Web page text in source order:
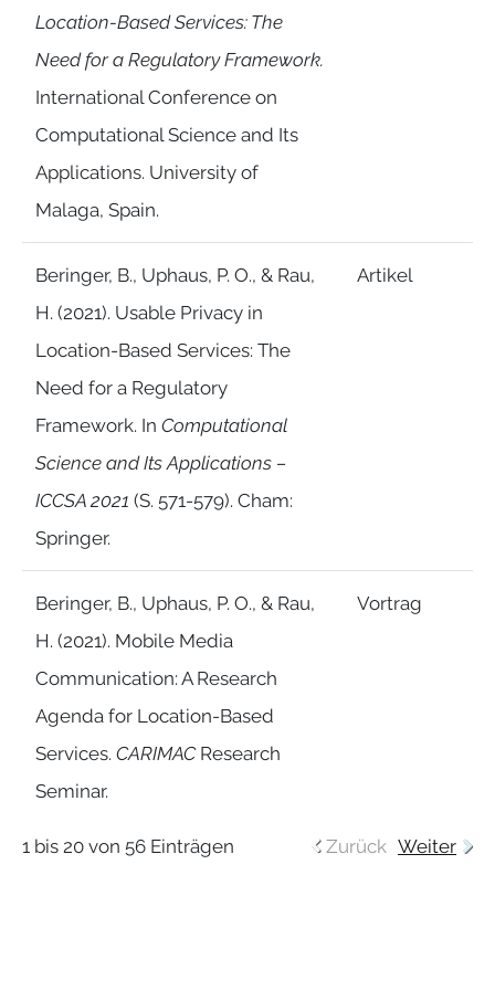
Location-Based Services: The
Need for a Regulatory Framework.
International Conference on
Computational Science and Its
Applications. University of
Malaga, Spain.
Beringer, B., Uphaus, P. O., & Rau,
H. (2021). Usable Privacy in
Location-Based Services: The
Need for a Regulatory
Framework. In Computational
Science and Its Applications –
ICCSA 2021 (S. 571-579). Cham:
Springer.
Artikel
Beringer, B., Uphaus, P. O., & Rau,
H. (2021). Mobile Media
Communication: A Research
Agenda for Location-Based
Services. CARIMAC Research
Seminar.
Vortrag
1 bis 20 von 56 Einträgen Zurück Weiter